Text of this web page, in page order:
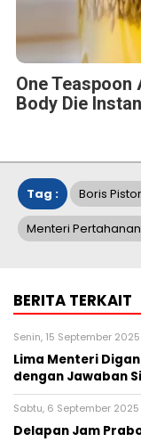
One Teaspoon
Body Die
Tag : Boris
Menteri
BERITA TERKAIT
Senin, 15 September
Lima Menteri
dengan Jawaban
Sabtu, 6 September
Delapan Jam